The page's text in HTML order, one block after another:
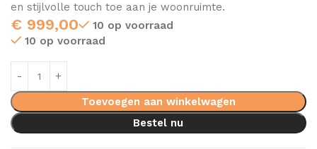
en stijlvolle touch toe aan je woonruimte.
€ 999,00
10 op voorraad
10 op voorraad
Toevoegen aan winkelwagen
Bestel nu